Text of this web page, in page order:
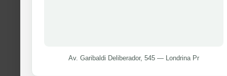
Av. Garibaldi Deliberador, 545 — Londrina Pr